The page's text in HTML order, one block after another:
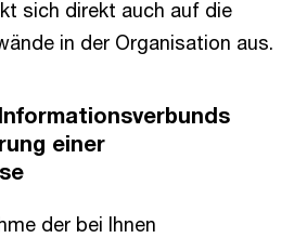
sich direkt auch auf die
in der Organisation aus.
einer
der bei Ihnen